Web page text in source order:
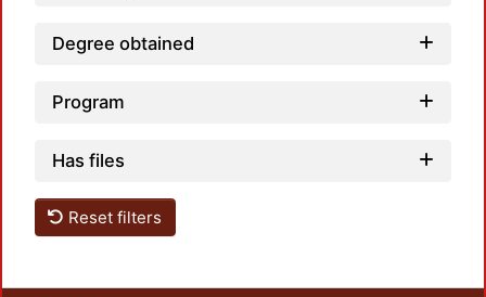
Degree obtained
Program
Has files
Reset filters